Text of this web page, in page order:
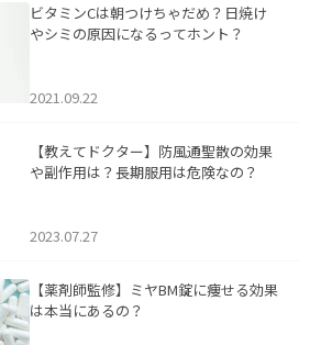
ビタミンCは朝つけちゃだめ？日焼け
やシミの原因になるってホント？
2021.09.22
【教えてドクター】防風通聖散の効果
や副作用は？長期服用は危険なの？
2023.07.27
【薬剤師監修】ミヤBM錠に痩せる効果
は本当にあるの？